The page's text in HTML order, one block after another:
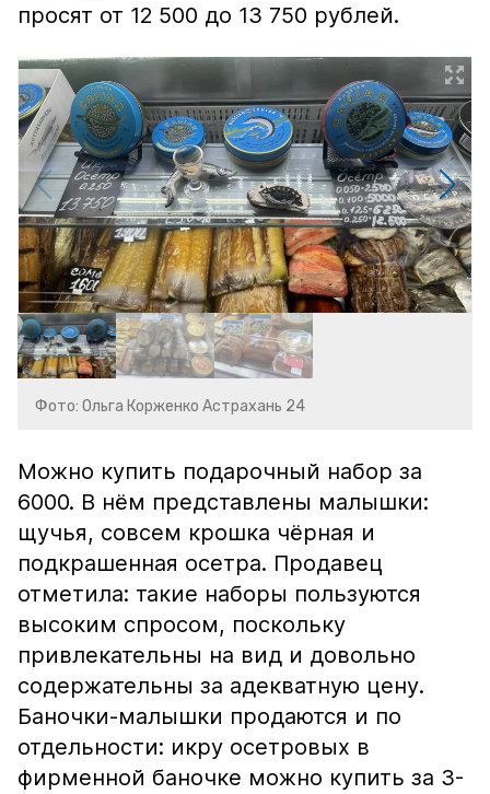
просят от 12 500 до 13 750 рублей.
Фото: Ольга Корженко Астрахань 24
Можно купить подарочный набор за
6000. В нём представлены малышки:
щучья, совсем крошка чёрная и
подкрашенная осетра. Продавец
отметила: такие наборы пользуются
высоким спросом, поскольку
привлекательны на вид и довольно
содержательны за адекватную цену.
Баночки-малышки продаются и по
отдельности: икру осетровых в
фирменной баночке можно купить за 3-